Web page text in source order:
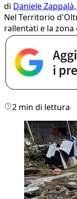
di Daniele
Nel Territorio
rallentati e la
2 min di lettura